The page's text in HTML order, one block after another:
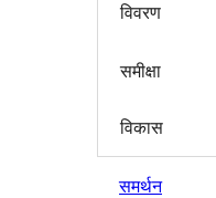
विवरण
समीक्षा
विकास
समर्थन